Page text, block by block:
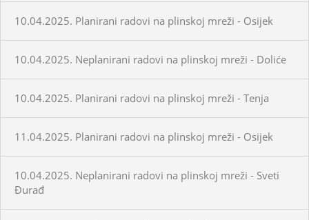
10.04.2025. Planirani radovi na plinskoj mreži - Osijek
10.04.2025. Neplanirani radovi na plinskoj mreži - Doliće
10.04.2025. Planirani radovi na plinskoj mreži - Tenja
11.04.2025. Planirani radovi na plinskoj mreži - Osijek
10.04.2025. Neplanirani radovi na plinskoj mreži - Sveti
Đurađ